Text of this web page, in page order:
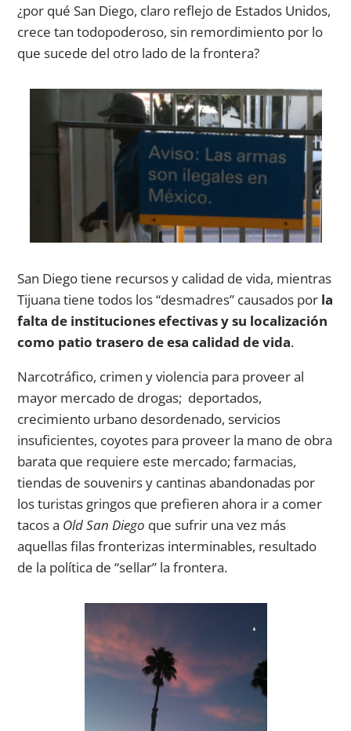
¿por qué San Diego, claro reflejo de Estados Unidos,
crece tan todopoderoso, sin remordimiento por lo
que sucede del otro lado de la frontera?
San Diego tiene recursos y calidad de vida, mientras
Tijuana tiene todos los “desmadres” causados por la
falta de instituciones efectivas y su localización
como patio trasero de esa calidad de vida.
Narcotráfico, crimen y violencia para proveer al
mayor mercado de drogas; deportados,
crecimiento urbano desordenado, servicios
insuficientes, coyotes para proveer la mano de obra
barata que requiere este mercado; farmacias,
tiendas de souvenirs y cantinas abandonadas por
los turistas gringos que prefieren ahora ir a comer
tacos a Old San Diego que sufrir una vez más
aquellas filas fronterizas interminables, resultado
de la política de “sellar” la frontera.